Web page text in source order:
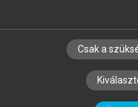
SZERZŐKNEK
SZERKESZTÉSI
Csak a